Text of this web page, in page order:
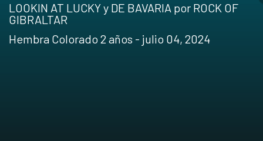
LOOKIN AT LUCKY y DE BAVARIA por ROCK OF
GIBRALTAR
Hembra Colorado 2 años - julio 04, 2024